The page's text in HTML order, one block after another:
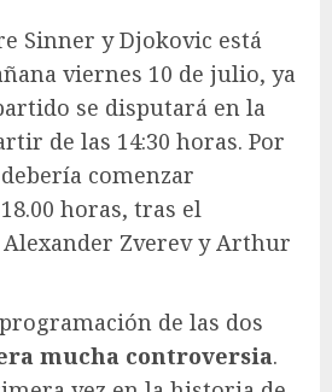
Sinner y Djokovic está
viernes 10 de julio, ya
se disputará en la
de las 14:30 horas. Por
comenzar
horas, tras el
Zverev y Arthur
de las dos
mucha controversia.